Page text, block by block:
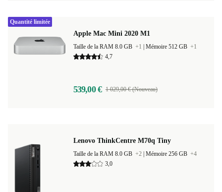
Apple Mac Mini 2020 M1
Taille de la RAM 8.0 GB +1 Mémoire 512 GB +1
4,7
539,00 € 1 029,00 € (Nouveau)
Quantité limitée
Lenovo ThinkCentre M70q Tiny
Taille de la RAM 8.0 GB +2 Mémoire 256 GB +4
3,0